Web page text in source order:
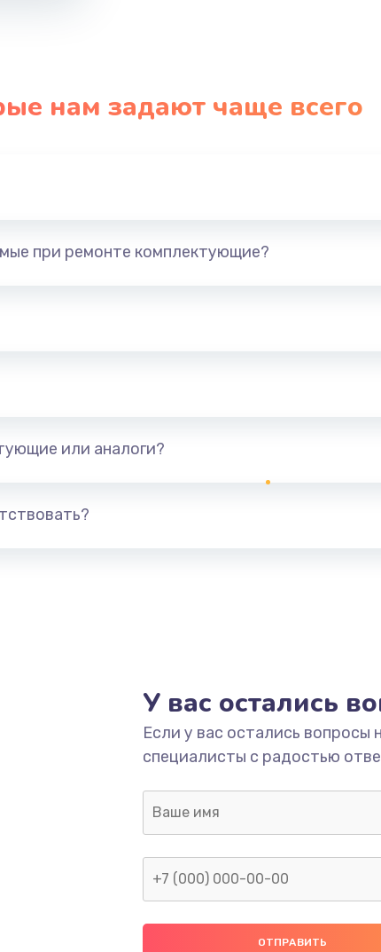
нам задают чаще всего
при ремонте комплектующие?
или аналоги?
У вас остались
Если у вас остались вопросы
специалисты с радостью